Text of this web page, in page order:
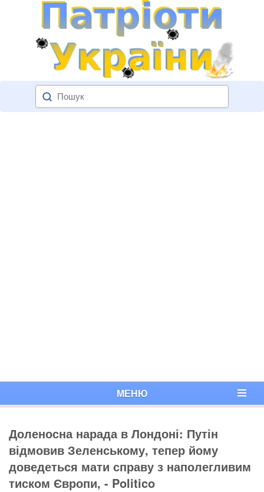
МЕНЮ
Доленосна нарада в Лондоні: Путін
відмовив Зеленському, тепер йому
доведеться мати справу з наполегливим
тиском Європи, - Politico